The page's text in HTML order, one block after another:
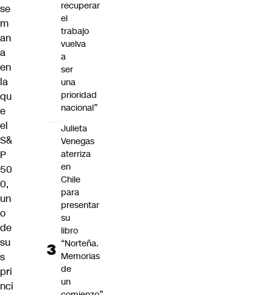
se
m
an
a
en
la
qu
e
el
S&
P
50
0,
un
o
de
su
s
pri
nci
recuperar
el
trabajo
vuelva
a
ser
una
prioridad
nacional”
Julieta
Venegas
aterriza
en
Chile
para
presentar
su
libro
“Norteña.
Memorias
de
un